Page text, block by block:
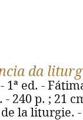
da
ed. -
240 p. ; 21
la liturgie. -